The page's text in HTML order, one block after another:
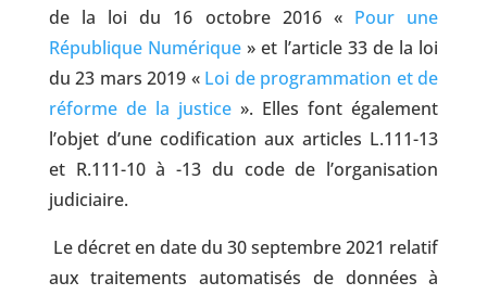
de la loi du 16 octobre 2016 « Pour une
République Numérique» et l’article 33 de la loi
du 23 mars 2019 « Loi de programmation et de
réforme de la justice». Elles font également
l’objet d’une codification aux articles L.111-13
et R.111-10 à -13 du code de l’organisation
judiciaire.
Le décret en date du 30 septembre 2021 relatif
aux traitements automatisés de données à